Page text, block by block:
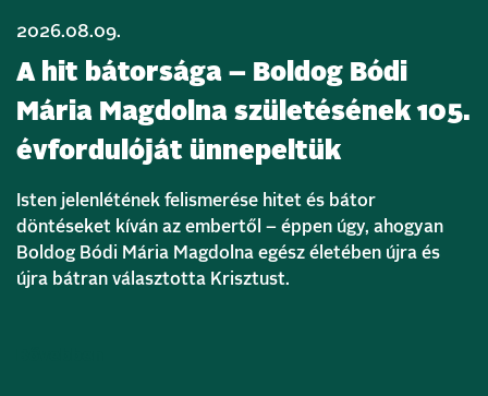
2026.08.09.
A hit bátorsága – Boldog Bódi
Mária Magdolna születésének 105.
évfordulóját ünnepeltük
Isten jelenlétének felismerése hitet és bátor
döntéseket kíván az embertől – éppen úgy, ahogyan
Boldog Bódi Mária Magdolna egész életében újra és
újra bátran választotta Krisztust.